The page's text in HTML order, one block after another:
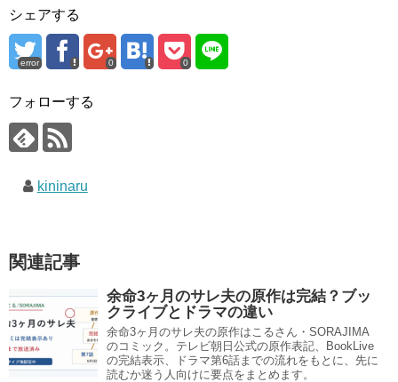
シェアする
error 0 0
フォローする
kininaru
関連記事
余命3ヶ月のサレ夫の原作は完結？ブッ
クライブとドラマの違い
余命3ヶ月のサレ夫の原作はこるさん・SORAJIMA
のコミック。テレビ朝日公式の原作表記、BookLive
の完結表示、ドラマ第6話までの流れをもとに、先に
読むか迷う人向けに要点をまとめます。